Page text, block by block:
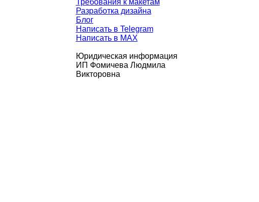
Разработка дизайна
Блог
Написать в Telegram
Написать в MAX
Юридическая информация
ИП Фомичева Людмила
Викторовна